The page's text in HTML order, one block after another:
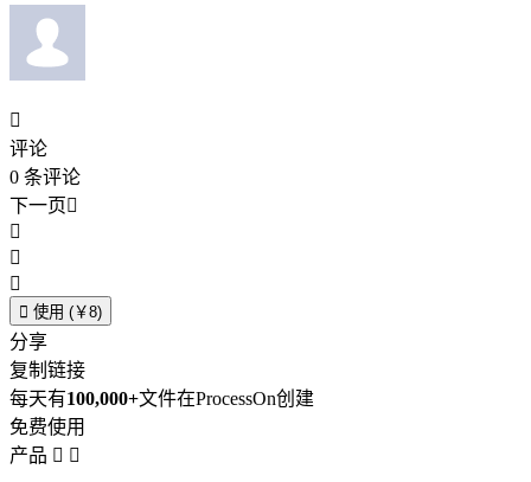

评论
0 条评论
下一页



 使用 (￥8)
分享
复制链接
每天有100,000+文件在ProcessOn创建
免费使用
产品  